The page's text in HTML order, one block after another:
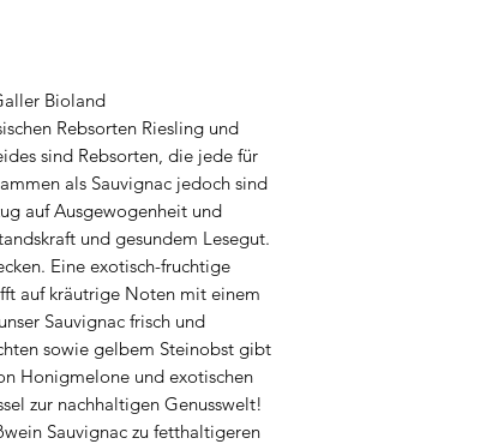
Bioland
Rebsorten Riesling und
sind Rebsorten, die jede für
als Sauvignac jedoch sind
auf Ausgewogenheit und
und gesundem Lesegut.
Eine exotisch-fruchtige
auf kräutrige Noten mit einem
Sauvignac frisch und
sowie gelbem Steinobst gibt
Honigmelone und exotischen
zur nachhaltigen Genusswelt!
Sauvignac zu fetthaltigeren